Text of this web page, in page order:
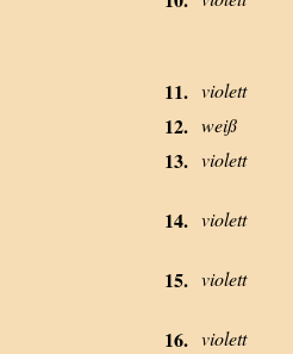
11. violett
12. weiß
13. violett
14. violett
15. violett
16. violett